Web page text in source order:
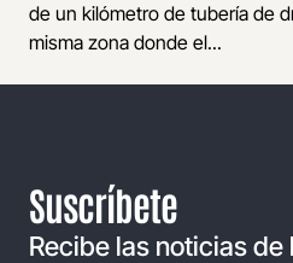
de un kilómetro de tubería de
misma zona donde el...
Suscríbete
Recibe las noticias de